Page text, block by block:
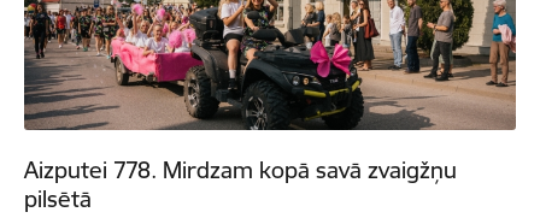
Aizputei 778. Mirdzam kopā savā zvaigžņu
pilsētā